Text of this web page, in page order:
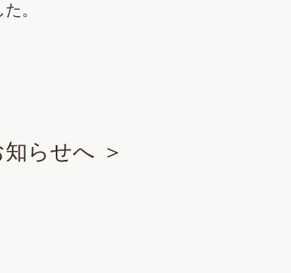
。
らせへ ＞